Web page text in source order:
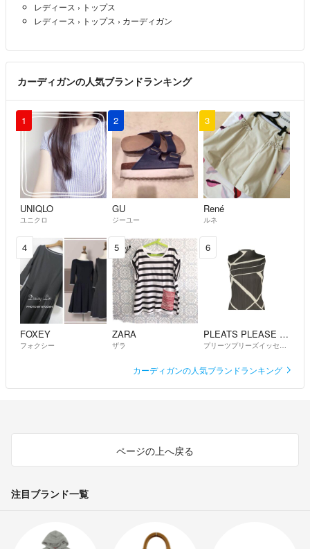
レディース › トップス
レディース › トップス › カーディガン
カーディガンの人気ブランドランキング
1
UNIQLO
ユニクロ
2
GU
ジーユー
3
René
ルネ
4
FOXEY
フォクシー
5
ZARA
ザラ
6
PLEATS PLEASE ISSEY MIYAKE
プリーツプリーズイッセイミヤケ
カーディガンの人気ブランドランキング
ページの上へ戻る
注目ブランド一覧